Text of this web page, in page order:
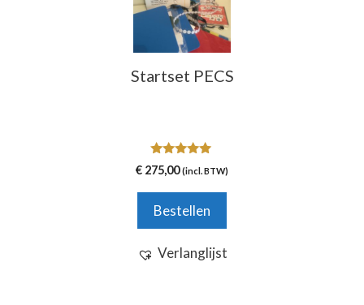
Startset PECS
5.00
van 5
€ 275,00 (incl. BTW)
Bestellen
Verlanglijst